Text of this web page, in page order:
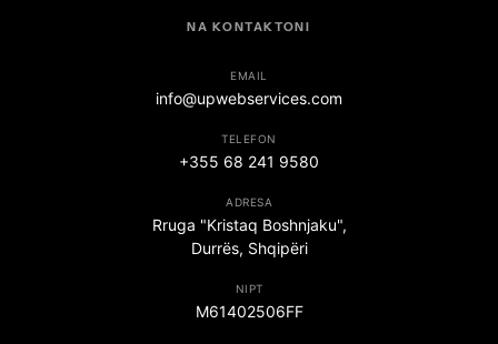
NA KONTAKTONI
EMAIL
info@upwebservices.com
TELEFON
+355 68 241 9580
ADRESA
Rruga "Kristaq Boshnjaku",
Durrës, Shqipëri
NIPT
M61402506FF